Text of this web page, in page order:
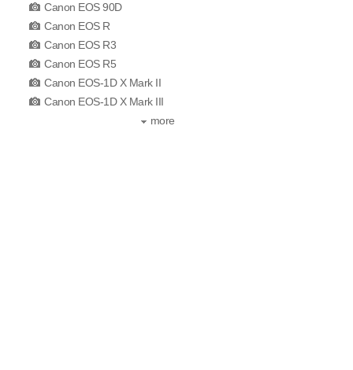
Canon EOS 90D
Canon EOS R
Canon EOS R3
Canon EOS R5
Canon EOS-1D X Mark II
Canon EOS-1D X Mark III
more